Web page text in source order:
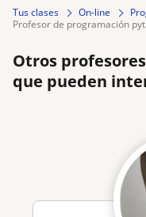
Tus clases On-line
profesor de programación
Otros
que pueden